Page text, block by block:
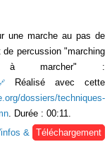
une marche au pas de
percussion "marching
à marcher" :
Réalisé avec cette
dossiers/techniques-
. Durée : 00:11.
&
Téléchargement